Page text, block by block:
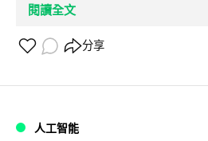
閱讀全文
分享
人工智能